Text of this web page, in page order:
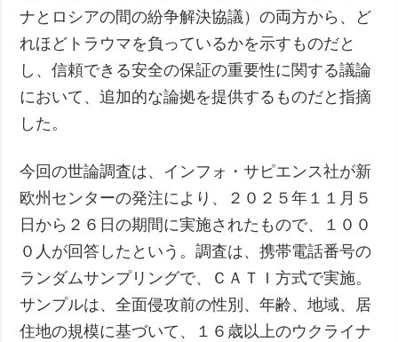
ナとロシアの間の紛争解決協議）の両方から、ど
れほどトラウマを負っているかを示すものだと
し、信頼できる安全の保証の重要性に関する議論
において、追加的な論拠を提供するものだと指摘
した。
今回の世論調査は、インフォ・サピエンス社が新
欧州センターの発注により、２０２５年１１月５
日から２６日の期間に実施されたもので、１００
０人が回答したという。調査は、携帯電話番号の
ランダムサンプリングで、ＣＡＴＩ方式で実施。
サンプルは、全面侵攻前の性別、年齢、地域、居
住地の規模に基づいて、１６歳以上のウクライナ